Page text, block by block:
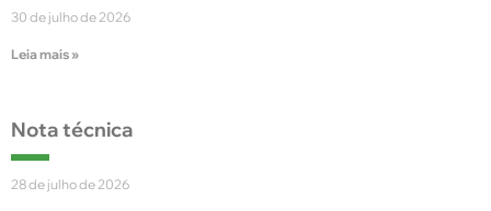
30 de julho de 2026
Leia mais »
Nota técnica
28 de julho de 2026